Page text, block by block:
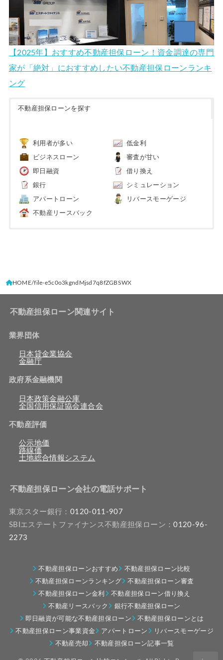
【2025年】おすすめ不動産担保ローン！資金調達の専門
家が「絶対」におすすめしたい不動産担保ローンランキ
ング
不動産担保ローンを探す
利用者が多い 低金利
ビジネスローン 審査が甘い
即日融資 借り換え
銀行 シミュレーション
アパートローン リバースモーゲージ
不動産リースバック
HOME file-e5c0o3kgndMjsd7q8fZGBSWX
不動産担保ローン関連サイト
業界団体
日本貸金業協会
金融庁
政府系金融機関
日本政策金融公庫
全国信用保証協会連合会
不動産評価
公示地価
路線価
土地総合情報システム
不動産担保ローン会社の電話サポート
東京スター銀行： 0120-011-907
SBIエステートファイナンス不動産担保ローン：0120-96-
2273
不動産担保ローンおすすめ
不動産担保ローン比較
不動産担保ローンランキング
不動産担保ローン審査
不動産担保ローン金利
不動産担保ローン借り換え
不動産リースバック
銀行不動産担保ローン
即日融資が可能な不動産担保ローン
不動産担保ローンとは
不動産担保ローン事業資金
アパートローン
リバースモーゲージ
不動産売却
不動産担保ローン記事一覧